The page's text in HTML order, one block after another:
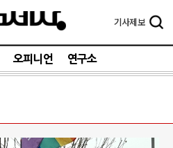
기사제보
오피니언 연구소